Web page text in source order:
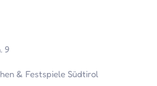
9
& Festspiele Südtirol